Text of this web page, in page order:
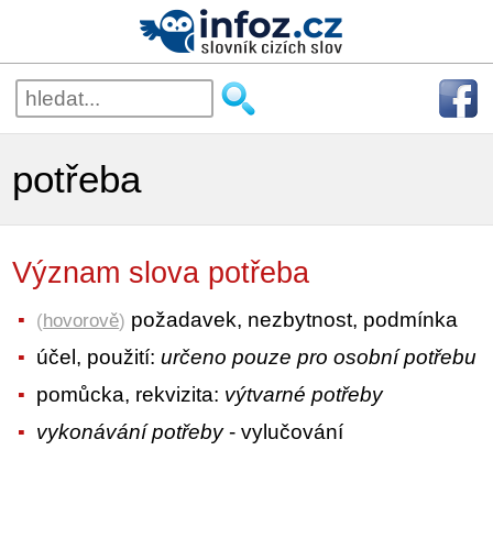
potřeba
Význam slova potřeba
(hovorově) požadavek, nezbytnost, podmínka
účel, použití:určeno pouze pro osobní potřebu
pomůcka, rekvizita: výtvarné potřeby
vykonávání potřeby- vylučování